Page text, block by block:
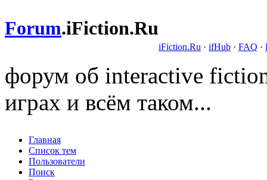
Forum.iFiction.Ru
iFiction.Ru · ifHub · FAQ ·
форум об interactive
играх и всём таком...
Главная
Список тем
Пользователи
Поиск